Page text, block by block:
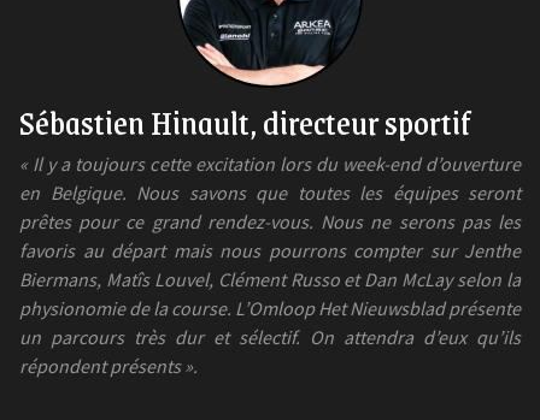
Sébastien Hinault, directeur sportif
« Il y a toujours cette excitation lors du week-end d’ouverture
en Belgique. Nous savons que toutes les équipes seront
prêtes pour ce grand rendez-vous. Nous ne serons pas les
favoris au départ mais nous pourrons compter sur Jenthe
Biermans, Matîs Louvel, Clément Russo et Dan McLay selon la
physionomie de la course. L’Omloop Het Nieuwsblad présente
un parcours très dur et sélectif. On attendra d’eux qu’ils
répondent présents ».